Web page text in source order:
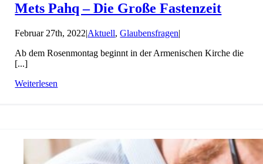
Mets Pahq – Die Große Fastenzeit
Februar 27th, 2022|Aktuell,Glaubensfragen|
Ab dem Rosenmontag beginnt in der Armenischen Kirche die
[...]
Weiterlesen